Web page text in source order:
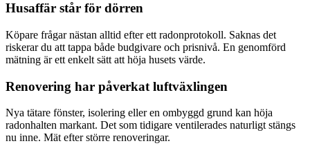
Husaffär står för dörren
Köpare frågar nästan alltid efter ett radonprotokoll. Saknas det
riskerar du att tappa både budgivare och prisnivå. En genomförd
mätning är ett enkelt sätt att höja husets värde.
Renovering har påverkat luftväxlingen
Nya tätare fönster, isolering eller en ombyggd grund kan höja
radonhalten markant. Det som tidigare ventilerades naturligt stängs
nu inne. Mät efter större renoveringar.